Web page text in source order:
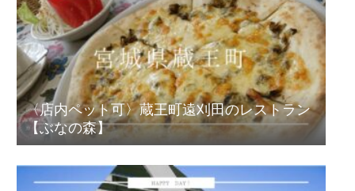
〈店内ペット可〉蔵王町遠刈田のレストラン
【ぶなの森】